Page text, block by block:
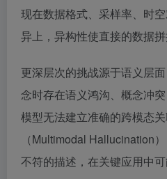
现在数据格式、采样率、时
异上，异构性使直接的数据拼
更深层次的挑战源于语义层
念时存在语义鸿沟、概念冲
模型无法建立准确的跨模态
（Multimodal Hallucination
不符的描述，在关键应用中可